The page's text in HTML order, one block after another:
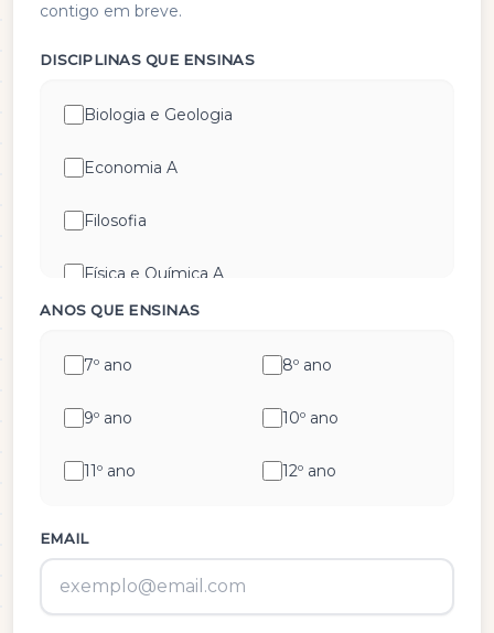
contigo em breve.
DISCIPLINAS QUE ENSINAS
Biologia e Geologia
Economia A
Filosofia
Física e Química A
História e Cultura das Artes
Inglês
M.A.C.S.
ANOS QUE ENSINAS
7º ano 8º ano
9º ano 10º ano
11º ano 12º ano
EMAIL